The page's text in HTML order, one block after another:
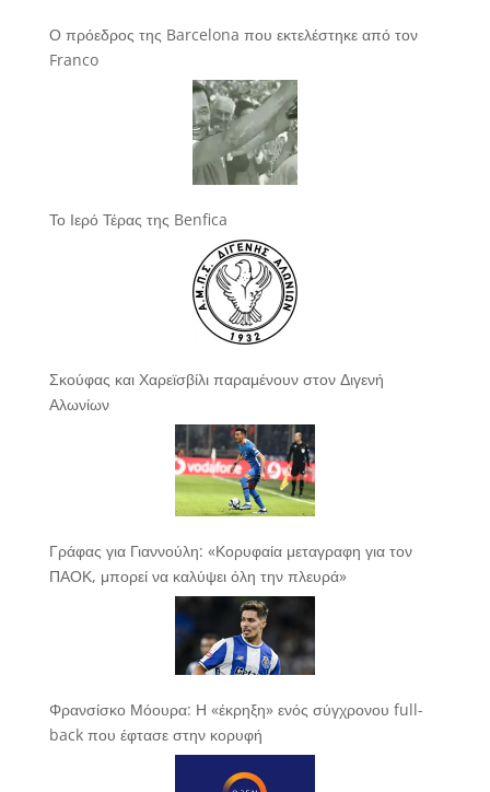
Ο πρόεδρος της Barcelona που εκτελέστηκε από τον
Franco
Το Ιερό Τέρας της Benfica
Σκούφας και Χαρεϊσβίλι παραμένουν στον Διγενή
Αλωνίων
Γράφας για Γιαννούλη: «Κορυφαία μεταγραφη για τον
ΠΑΟΚ, μπορεί να καλύψει όλη την πλευρά»
Φρανσίσκο Μόουρα: Η «έκρηξη» ενός σύγχρονου full-
back που έφτασε στην κορυφή